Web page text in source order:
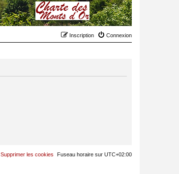
Connexion
Inscription
Fuseau horaire sur UTC+02:00
Supprimer les cookies